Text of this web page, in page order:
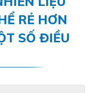
RẺ HƠN
SỐ ĐIỀU